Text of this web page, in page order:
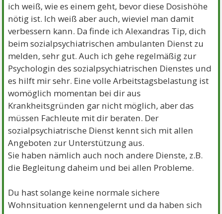
ich weiß, wie es einem geht, bevor diese Dosishöhe
nötig ist. Ich weiß aber auch, wieviel man damit
verbessern kann. Da finde ich Alexandras Tip, dich
beim sozialpsychiatrischen ambulanten Dienst zu
melden, sehr gut. Auch ich gehe regelmäßig zur
Psychologin des sozialpsychiatrischen Dienstes und
es hilft mir sehr. Eine volle Arbeitstagsbelastung ist
womöglich momentan bei dir aus
Krankheitsgründen gar nicht möglich, aber das
müssen Fachleute mit dir beraten. Der
sozialpsychiatrische Dienst kennt sich mit allen
Angeboten zur Unterstützung aus.
Sie haben nämlich auch noch andere Dienste, z.B.
die Begleitung daheim und bei allen Probleme.
Du hast solange keine normale sichere
Wohnsituation kennengelernt und da haben sich